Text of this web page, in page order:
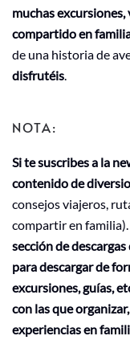
muchas excursiones,
compartido en
de una historia de
disfrutéis.
NOTA:
Si te suscribes a la
contenido de
consejos viajeros,
compartir en
sección de
para descargar de
excursiones, guías,
con las que
experiencias en